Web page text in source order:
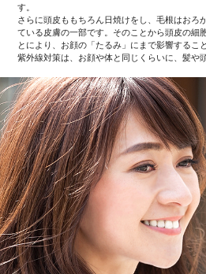
す。
さらに頭皮ももちろん日焼けをし、毛根はおろ
ている皮膚の一部です。そのことから頭皮の細
とにより、お顔の「たるみ」にまで影響するこ
紫外線対策は、お顔や体と同じくらいに、髪や